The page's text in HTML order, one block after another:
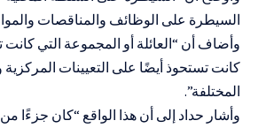
السيطرة على الوظائف والمناقصات
وأضاف أن “العائلة أو المجموعة التي كانت
كانت تستحوذ أيضًا على التعيينات
المختلفة”.
وأشار حداد إلى أن هذا الواقع “كان جزءًا من